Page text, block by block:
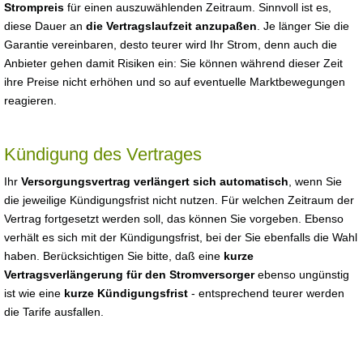
Strompreis für einen auszuwählenden Zeitraum. Sinnvoll ist es,
diese Dauer an die Vertragslaufzeit anzupaßen . Je länger Sie die
Garantie vereinbaren, desto teurer wird Ihr Strom, denn auch die
Anbieter gehen damit Risiken ein: Sie können während dieser Zeit
ihre Preise nicht erhöhen und so auf eventuelle Marktbewegungen
reagieren.
Kündigung des Vertrages
Ihr Versorgungsvertrag verlängert sich automatisch , wenn Sie
die jeweilige Kündigungsfrist nicht nutzen. Für welchen Zeitraum der
Vertrag fortgesetzt werden soll, das können Sie vorgeben. Ebenso
verhält es sich mit der Kündigungsfrist, bei der Sie ebenfalls die Wahl
haben. Berücksichtigen Sie bitte, daß eine kurze
Vertragsverlängerung für den Stromversorgerebenso ungünstig
ist wie eine kurze Kündigungsfrist - entsprechend teurer werden
die Tarife ausfallen.